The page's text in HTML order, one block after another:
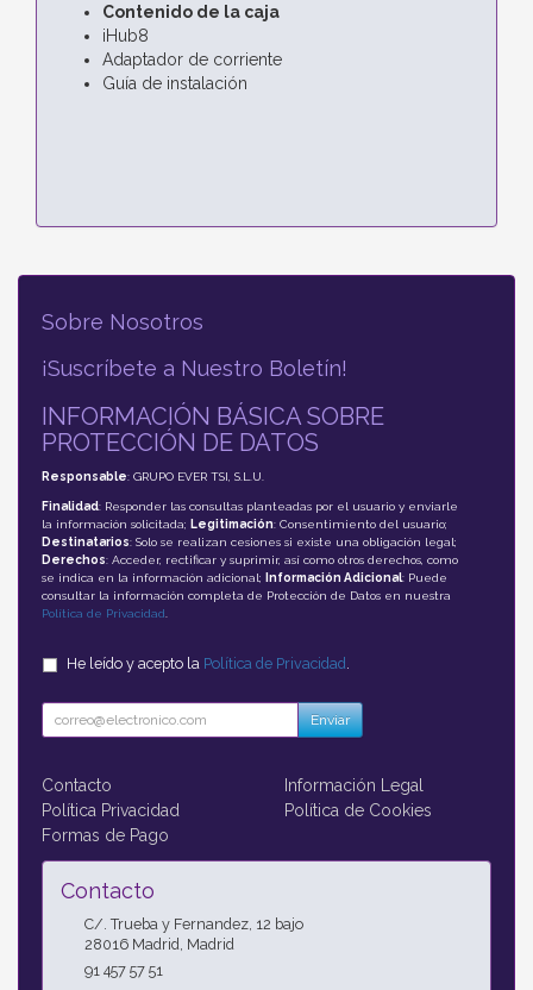
Contenido de la caja
iHub8
Adaptador de corriente
Guía de instalación
Sobre Nosotros
¡Suscríbete a Nuestro Boletín!
INFORMACIÓN BÁSICA SOBRE
PROTECCIÓN DE DATOS
Responsable: GRUPO EVER TSI, S.L.U.
Finalidad: Responder las consultas planteadas por el usuario y enviarle
la información solicitada; Legitimación: Consentimiento del usuario;
Destinatarios: Solo se realizan cesiones si existe una obligación legal;
Derechos: Acceder, rectificar y suprimir, así como otros derechos, como
se indica en la información adicional;
Información Adicional: Puede
consultar la información completa de Protección de Datos en nuestra
Política de Privacidad
He leído y acepto la Política de Privacidad
Enviar
Contacto
Información Legal
Política Privacidad
Política de Cookies
Formas de Pago
Contacto
C/. Trueba y Fernandez, 12 bajo
28016 Madrid Madrid
91 457 57 51